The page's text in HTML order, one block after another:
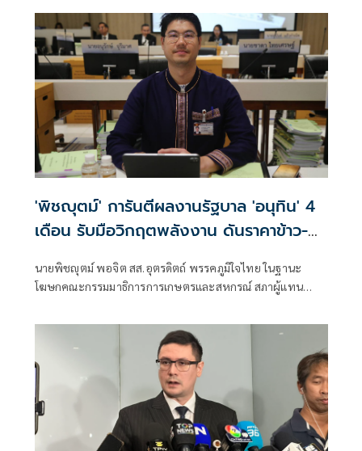
'พิชญุตม์' การันตีผลงานรัฐบาล 'อนุทิน' 4
เดือน รับมือวิกฤตพลังงาน ดันราคาข้าว-
ช่วยลดต้นทุน-ขยายตลาดโลก
นายพิชญุตม์ พอจิต สส.อุตรดิตถ์ พรรคภูมิใจไทย ในฐานะ
โฆษกคณะกรรมมาธิการการเกษตรและสหกรณ์ สภาผู้แทน
รัฐบาลภายใต้การนำของนายอนุทิน ชาญวีรกูล นายกรัฐมนตรี
เข้าบริหารประเทศ 4 เดือน สามารถรับมือกับวิกฤตพลังงาน
และสงครามตะวันออกกลางได้ดี ส่งผลให้ราคาสินค้าเกษตร
หลักปรับตัวสูงขึ้น